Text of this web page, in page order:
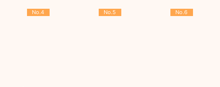
No.4 No.5 No.6